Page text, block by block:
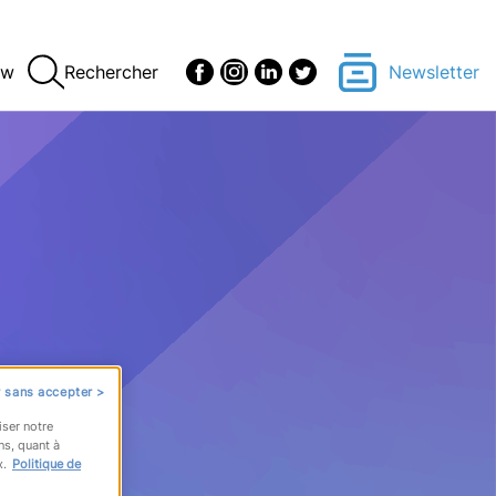
Rechercher Newsletter
sans accepter >
notre
quant à
Politique de